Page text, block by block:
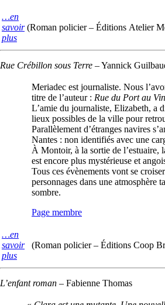
…en
savoir
plus
(Roman policier – Éditions Atelier
Rue Crébillon sous Terre –Yannick
Meriadec est journaliste. Nous
titre de l’auteur : Rue du Port au Vin
L’amie du journaliste, Elizabeth, a
lieux possibles de la ville pour
Parallèlement d’étranges navires
Nantes : non identifiés avec une
À Montoir, à la sortie de l’estuaire,
est encore plus mystérieuse et
Tous ces évènements vont se
personnages dans une atmosphère
sombre.
Page membre
…en
savoir
plus
(Roman policier – Éditions Coop
L’enfant roman – Fabienne Thomas